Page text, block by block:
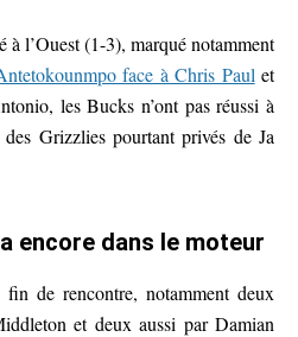
à l’Ouest (1-3), marqué notamment
face à Chris Paul et
les Bucks n’ont pas réussi à
Grizzlies pourtant privés de Ja
encore dans le moteur
de rencontre, notamment deux
et deux aussi par Damian